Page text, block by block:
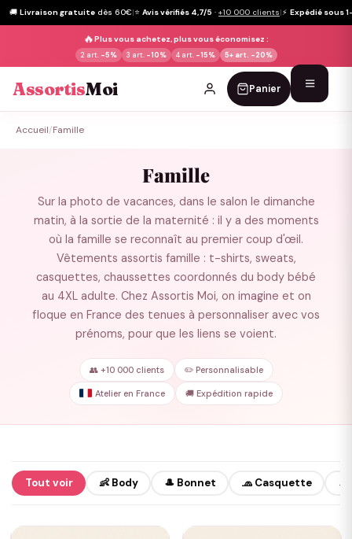
🚚 Livraison gratuite dès 60€|⭐ Avis vérifiés 4,7/5 · +10 000 clients|⚡ Expédié sous
🔥Plus vous achetez, plus vous économisez :
2 art. -5% 3 art. -10% 4 art. -15% 5+ art. -20%
AssortisMoi Panier
Accueil/Famille
Famille
Sur la photo de vacances, dans le salon le dimanche
matin, à la sortie de la maternité : il y a des moments
où la famille se reconnaît au premier coup d'œil.
Vêtements assortis famille : t-shirts, sweats,
casquettes, chaussettes coordonnés du body bébé
au 4XL adulte. Chez Assortis Moi, on imagine et on
floque en France des tenues à personnaliser avec vos
prénoms, pour que les liens se voient.
👥 +10 000 clients ✏️ Personnalisable
Atelier en France 🚚 Expédition rapide
Tout voir 👶 Body 🎩 Bonnet 🧢 Casquette